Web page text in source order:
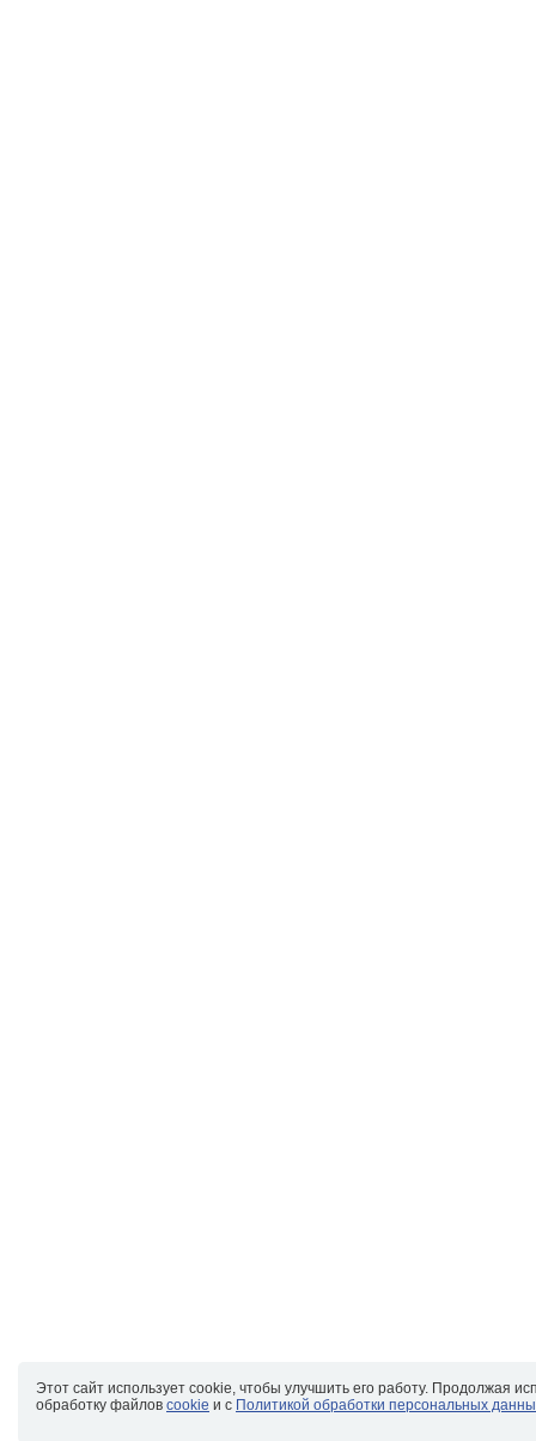
Этот сайт использует cookie, чтобы улучшить его работу. Продолжая
обработку файлов cookie и с Политикой обработки персональных